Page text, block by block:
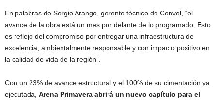
En palabras de Sergio Arango, gerente técnico de Convel, “el
avance de la obra está un mes por delante de lo programado. Esto
es reflejo del compromiso por entregar una infraestructura de
excelencia, ambientalmente responsable y con impacto positivo en
la calidad de vida de la región”.
Con un 23% de avance estructural y el 100% de su cimentación ya
ejecutada, Arena Primavera abrirá un nuevo capítulo para el